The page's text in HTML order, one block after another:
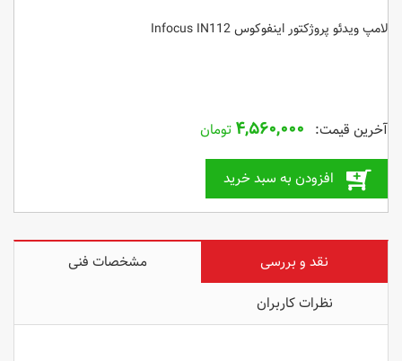
لامپ ویدئو پروژکتور اینفوکوس Infocus IN112
۴,۵۶۰,۰۰۰ تومان
افزودن به سبد خرید
نقد و بررسی
مشخصات فنی
نظرات کاربران